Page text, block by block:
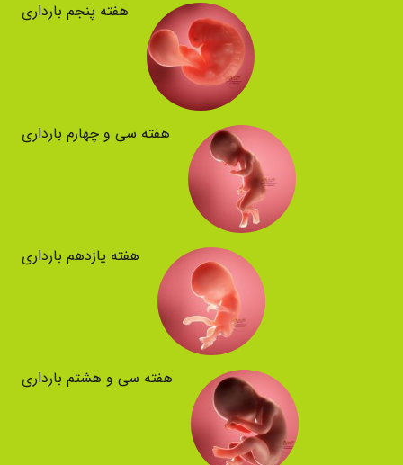
هفته پنجم بارداری
هفته سی و چهارم بارداری
هفته یازدهم بارداری
هفته سی و هشتم بارداری